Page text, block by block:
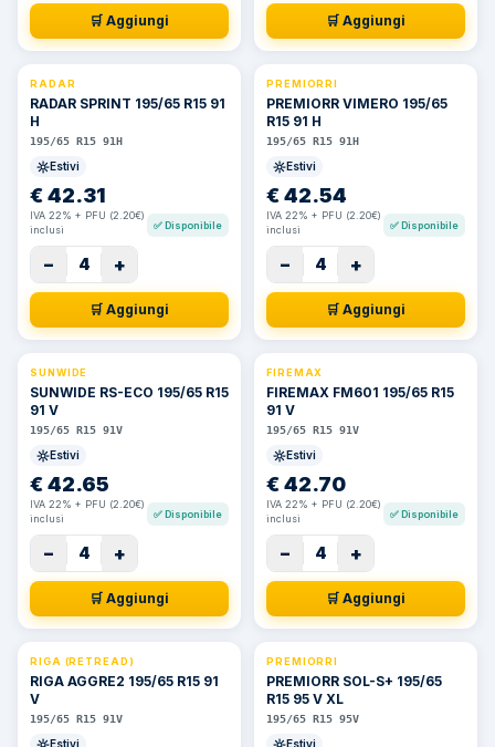
🛒 Aggiungi 🛒 Aggiungi
RADAR
RADAR SPRINT 195/65 R15 91
H
195/65 R15 91H
Estivi
€42.31
IVA 22% + PFU (2.20€)
inclusi
✅Disponibile
− 4 +
🛒 Aggiungi
PREMIORRI
PREMIORR VIMERO 195/65
R15 91 H
195/65 R15 91H
Estivi
€42.54
IVA 22% + PFU (2.20€)
inclusi
✅Disponibile
− 4 +
🛒 Aggiungi
SUNWIDE
SUNWIDE RS-ECO 195/65 R15
91 V
195/65 R15 91V
Estivi
€42.65
IVA 22% + PFU (2.20€)
inclusi
✅Disponibile
− 4 +
🛒 Aggiungi
FIREMAX
FIREMAX FM601 195/65 R15
91 V
195/65 R15 91V
Estivi
€42.70
IVA 22% + PFU (2.20€)
inclusi
✅Disponibile
− 4 +
🛒 Aggiungi
RIGA (RETREAD)
RIGA AGGRE2 195/65 R15 91
V
195/65 R15 91V
Estivi
PREMIORRI
PREMIORR SOL-S+ 195/65
R15 95 V XL
195/65 R15 95V
Estivi